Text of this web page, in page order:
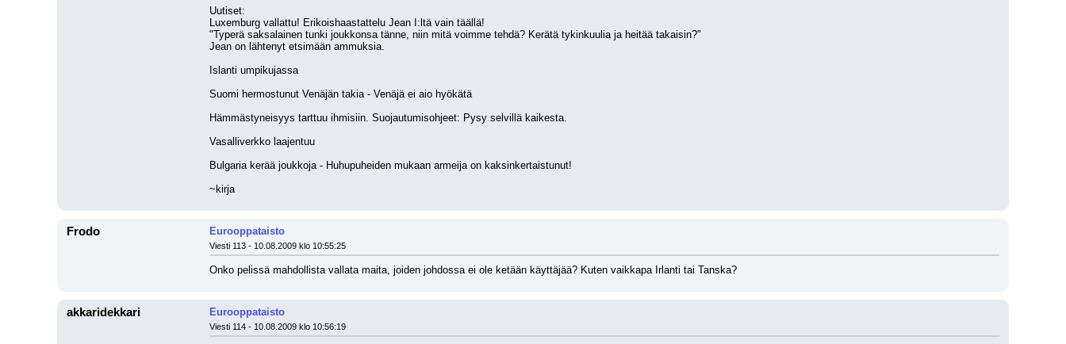
Uutiset:
Luxemburg vallattu! Erikoishaastattelu Jean I:ltä vain täällä!
"Typerä saksalainen tunki joukkonsa tänne, niin mitä voimme tehdä? Kerätä tykinkuulia ja heitää takaisin?"
Jean on lähtenyt etsimään ammuksia.
Islanti umpikujassa
Suomi hermostunut Venäjän takia - Venäjä ei aio hyökätä
Hämmästyneisyys tarttuu ihmisiin. Suojautumisohjeet: Pysy selvillä kaikesta.
Vasalliverkko laajentuu
Bulgaria kerää joukkoja - Huhupuheiden mukaan armeija on kaksinkertaistunut!
~kirja
Frodo Eurooppataisto
Viesti 113 - 10.08.2009 klo 10:55:25
Onko pelissä mahdollista vallata maita, joiden johdossa ei ole ketään käyttäjää? Kuten vaikkapa Irlanti tai Tanska?
akkaridekkari Eurooppataisto
Viesti 114 - 10.08.2009 klo 10:56:19